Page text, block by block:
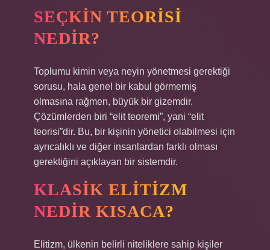
SEÇKIN TEORISI
NEDIR?
Toplumu kimin veya neyin yönetmesi gerektiği
sorusu, hala genel bir kabul görmemiş
olmasına rağmen, büyük bir gizemdir.
Çözümlerden biri “elit teoremi”, yani “elit
teorisi”dir. Bu, bir kişinin yönetici olabilmesi için
ayrıcalıklı ve diğer insanlardan farklı olması
gerektiğini açıklayan bir sistemdir.
KLASIK ELITIZM
NEDIR KISACA?
Elitizm, ülkenin belirli niteliklere sahip kişiler